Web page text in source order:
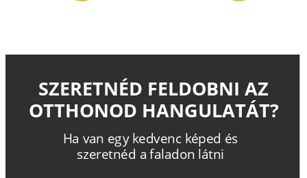
Ha van egy kedvenc képed és
szeretnéd a faladon látni
SZERETNÉD FELDOBNI AZ
OTTHONOD HANGULATÁT?